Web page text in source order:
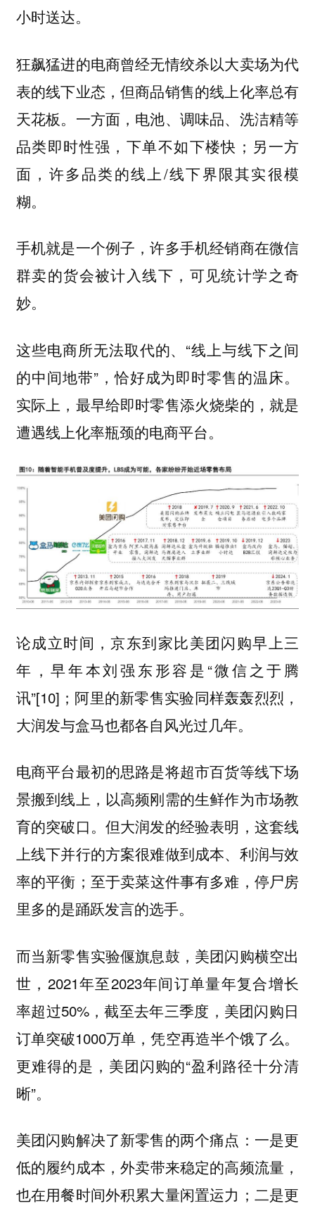
小时送达。
狂飙猛进的电商曾经无情绞杀以大卖场为代
表的线下业态，但商品销售的线上化率总有
天花板。一方面，电池、调味品、洗洁精等
品类即时性强，下单不如下楼快；另一方
面，许多品类的线上/线下界限其实很模
糊。
手机就是一个例子，许多手机经销商在微信
群卖的货会被计入线下，可见统计学之奇
妙。
这些电商所无法取代的、“线上与线下之间
的中间地带”，恰好成为即时零售的温床。
实际上，最早给即时零售添火烧柴的，就是
遭遇线上化率瓶颈的电商平台。
论成立时间，京东到家比美团闪购早上三
年，早年本刘强东形容是“微信之于腾
讯”[10]；阿里的新零售实验同样轰轰烈烈，
大润发与盒马也都各自风光过几年。
电商平台最初的思路是将超市百货等线下场
景搬到线上，以高频刚需的生鲜作为市场教
育的突破口。但大润发的经验表明，这套线
上线下并行的方案很难做到成本、利润与效
率的平衡；至于卖菜这件事有多难，停尸房
里多的是踊跃发言的选手。
而当新零售实验偃旗息鼓，美团闪购横空出
世，2021年至2023年间订单量年复合增长
率超过50%，截至去年三季度，美团闪购日
订单突破1000万单，凭空再造半个饿了么。
更难得的是，美团闪购的“盈利路径十分清
晰”。
美团闪购解决了新零售的两个痛点： 一是更
低的履约成本 ，外卖带来稳定的高频流量，
也在用餐时间外积累大量闲置运力； 二是更